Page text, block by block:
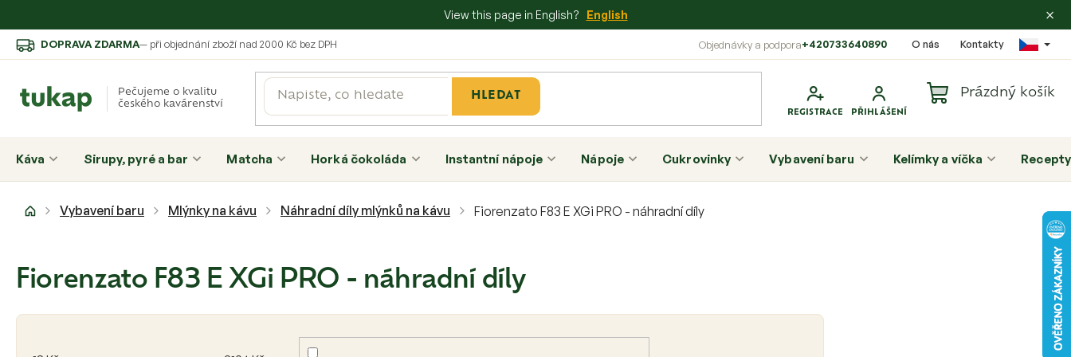
View this page in English? English ×
Přejít
na
+420733640890 O nás Kontakty
DOPRAVA ZDARMA— při objednání zboží nad 2000 Kč bez DPH
Pečujeme o kvalitu
českého kavárenství
HLEDAT
Nákupní
Prázdný košík
Káva Sirupy, pyré a bar Matcha Horká čokoláda Instantní nápoje Nápoje Cukrovinky Vybavení baru Kelímky a víčka Recepty
DomůVybavení baru Mlýnky na kávu Náhradní díly mlýnků na kávu Fiorenzato F83 E XGi PRO - náhradní díly
Fiorenzato F83 E XGi PRO - náhradní díly
V